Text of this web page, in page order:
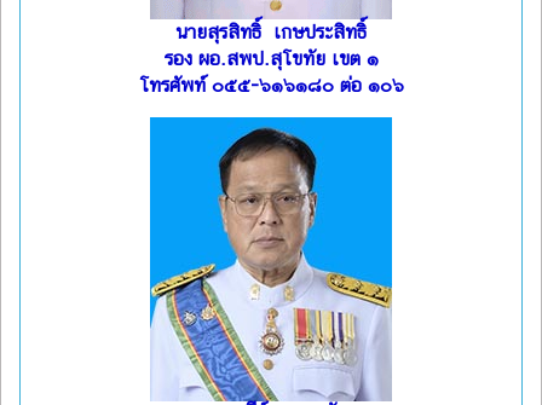
นายสุรสิทธิ์ เกษประสิทธิ์
รอง ผอ.สพป.สุโขทัย เขต ๑
โทรศัพท์ ๐๕๕-๖๑๖๑๘๐ ต่อ ๑๐๖